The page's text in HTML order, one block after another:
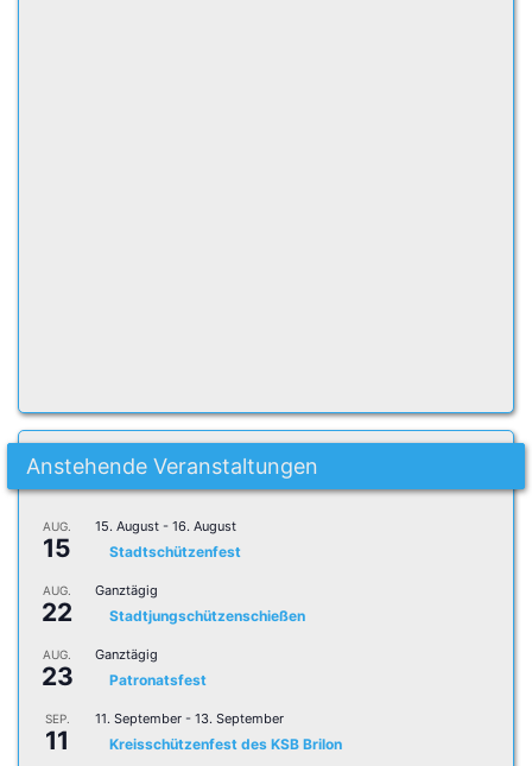
Anstehende Veranstaltungen
AUG.
15
15. August - 16. August
Stadtschützenfest
AUG.
22
Ganztägig
Stadtjungschützenschießen
AUG.
23
Ganztägig
Patronatsfest
SEP.
11
11. September - 13. September
Kreisschützenfest des KSB Brilon